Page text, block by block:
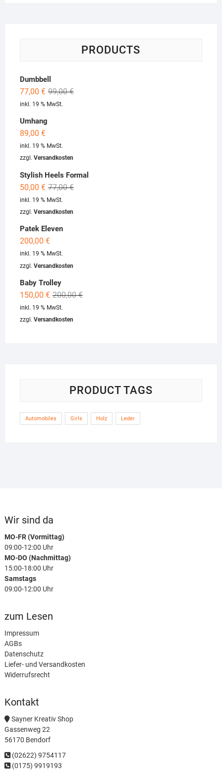
PRODUCTS
Dumbbell
99,00€Original
77,00 €
Current
inkl. 19 % MwSt.
Umhang
89,00 €
inkl. 19 % MwSt.
zzgl. Versandkosten
Stylish Heels Formal
77,00€Original
50,00 €
Current
inkl. 19 % MwSt.
zzgl. Versandkosten
Patek Eleven
200,00 €
inkl. 19 % MwSt.
zzgl. Versandkosten
Baby Trolley
200,00€Original
150,00 €
Current
inkl. 19 % MwSt.
zzgl. Versandkosten
PRODUCT TAGS
Automobiles Girls Holz Leder
Wir sind da
MO-FR (Vormittag)
09:00-12:00 Uhr
MO-DO (Nachmittag)
15:00-18:00 Uhr
Samstags
09:00-12:00 Uhr
zum Lesen
Impressum
AGBs
Datenschutz
Liefer- und Versandkosten
Widerrufsrecht
Kontakt
Sayner Kreativ Shop
Gassenweg 22
56170 Bendorf
(02622) 9754117
(0175) 9919193